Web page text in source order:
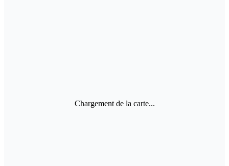
Chargement de la carte...